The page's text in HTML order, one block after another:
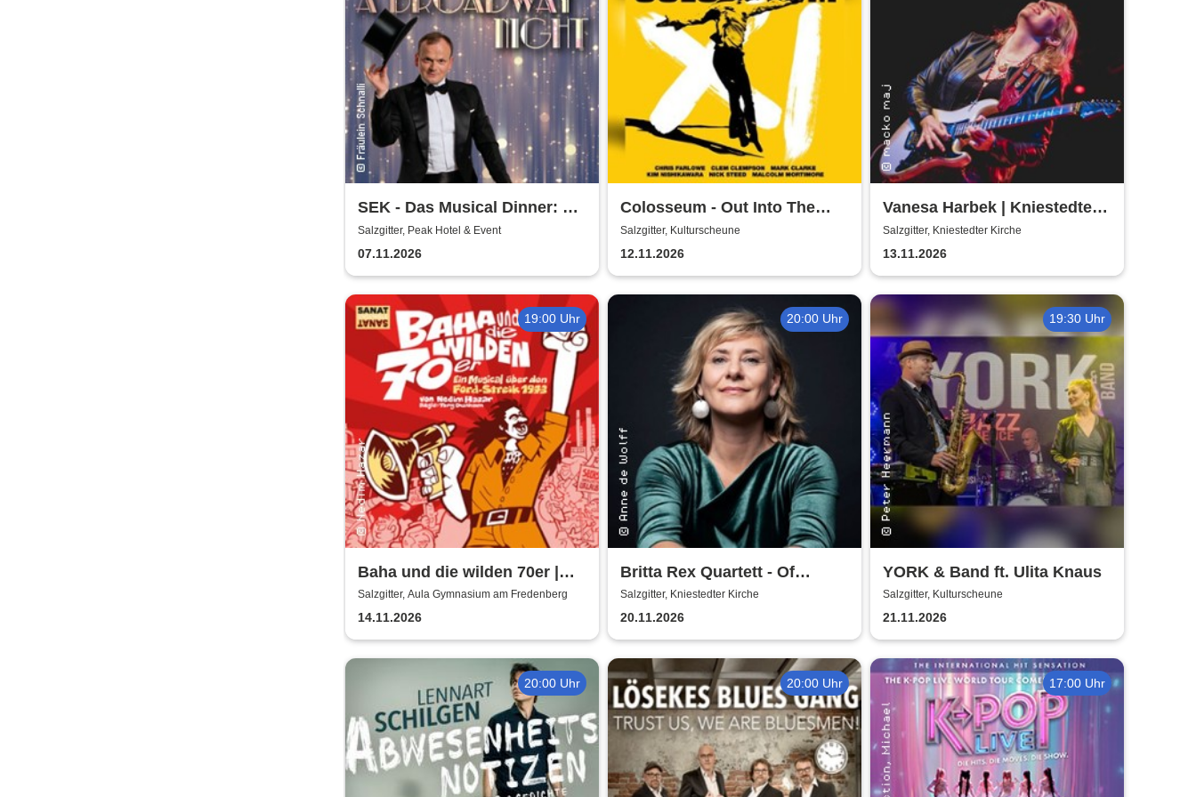
SEK - Das Musical Dinner: A
Broadway Night
Salzgitter, Peak Hotel & Event
07.11.2026
Colosseum - Out Into The
Fields
Salzgitter, Kulturscheune
12.11.2026
Vanesa Harbek | Kniestedter
Kirche
Salzgitter, Kniestedter Kirche
13.11.2026
19:00 Uhr
Baha und die wilden 70er |
Aula Gymnasium am
Fredenberg
Salzgitter, Aula Gymnasium am Fredenberg
14.11.2026
20:00 Uhr
Britta Rex Quartett - Of
Witches, Queens & Heroines
Salzgitter, Kniestedter Kirche
20.11.2026
19:30 Uhr
YORK & Band ft. Ulita Knaus
Salzgitter, Kulturscheune
21.11.2026
20:00 Uhr 20:00 Uhr 17:00 Uhr